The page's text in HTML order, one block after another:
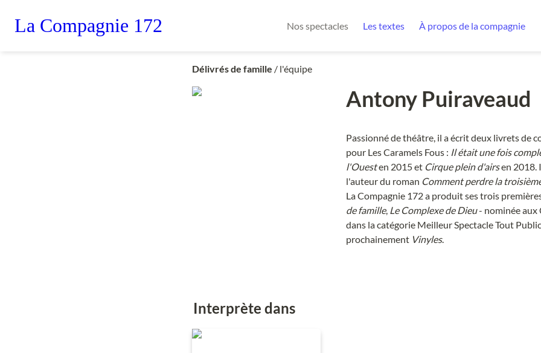
La Compagnie 172 Nos spectacles Les textes À propos de la compagnie
Délivrés de famille / l'équipe
Antony Puiraveaud
Passionné de théâtre, il a écrit deux livrets de
pour Les Caramels Fous : Il était une fois
l'Ouest en 2015 et Cirque plein d'airs en 2018.
l'auteur du roman Comment perdre la
La Compagnie 172 a produit ses trois premières
de famille, Le Complexe de Dieu - nominée aux
dans la catégorie Meilleur Spectacle Tout
prochainement Vinyles.
Interprète dans
Vinyles